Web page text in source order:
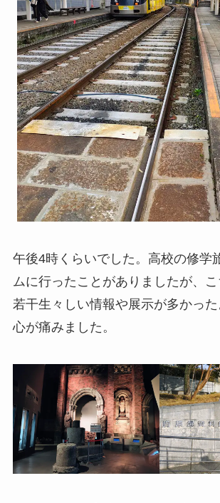
午後4時くらいでした。高校の修学
ムに行ったことがありましたが、
若干生々しい情報や展示が多かった
心が痛みました。